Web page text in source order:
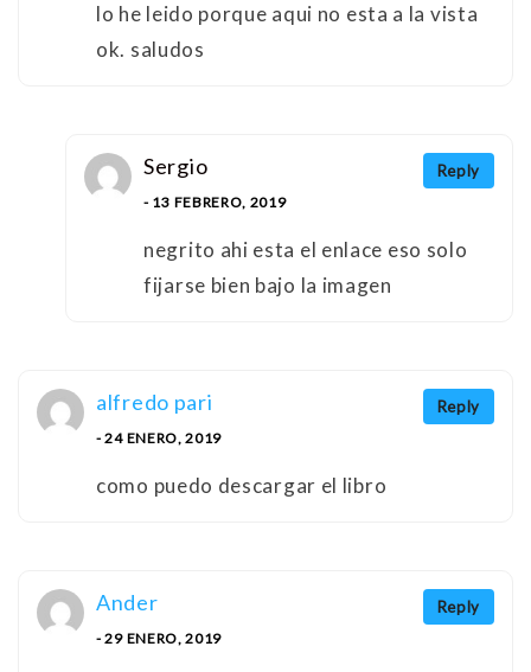
lo he leido porque aqui no esta a la vista
ok. saludos
Reply
Sergio
- 13 FEBRERO, 2019
negrito ahi esta el enlace eso solo
fijarse bien bajo la imagen
Reply
alfredo pari
- 24 ENERO, 2019
como puedo descargar el libro
Reply
Ander
- 29 ENERO, 2019